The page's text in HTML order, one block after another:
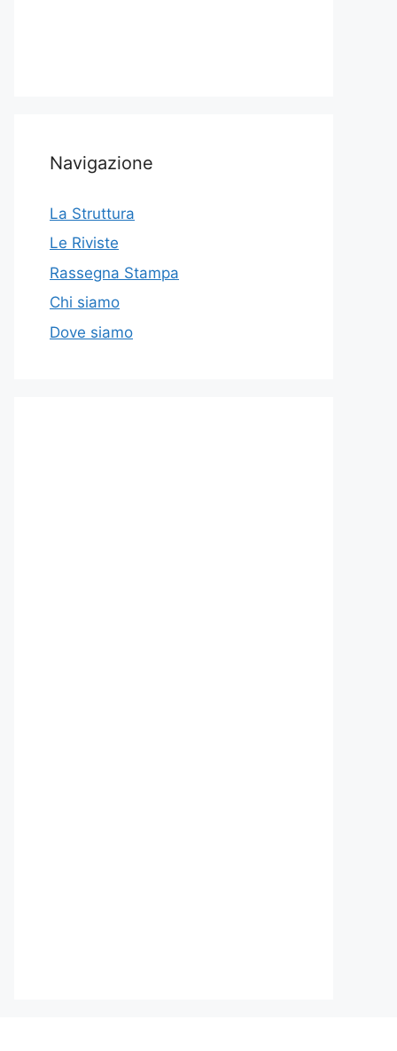
Navigazione
La Struttura
Le Riviste
Rassegna Stampa
Chi siamo
Dove siamo